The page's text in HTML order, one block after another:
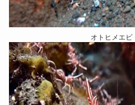
オトヒメエビ